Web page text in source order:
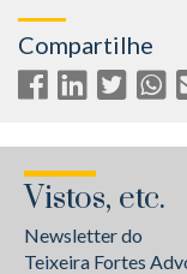
Compartilhe
Vistos, etc.
Newsletter do
Teixeira Fortes